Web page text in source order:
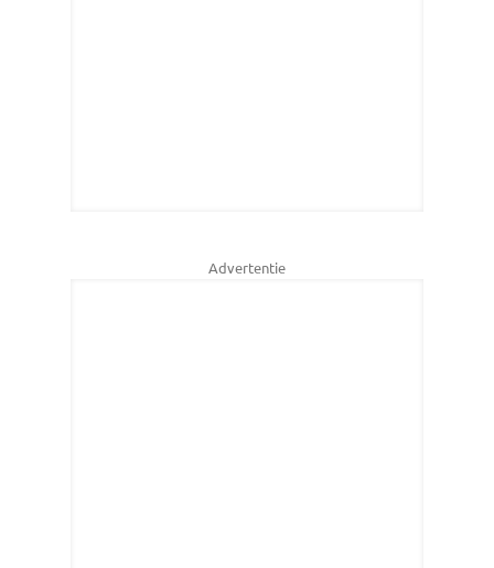
Advertentie